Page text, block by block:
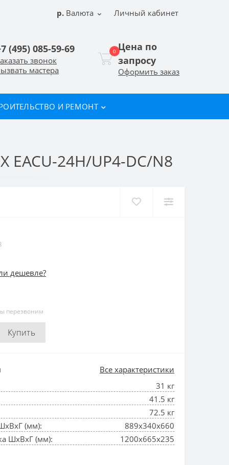
р. Валюта Личный кабинет
(495) 085-59-69
звонок
мастера
0 Цена по
запросу
Оформить заказ
И РЕМОНТ
24H/UP4-DC/N8
дешевле?
перезвоним
Купить
Все характеристики
31 кг
41.5 кг
72.5 кг
(мм):
889x340x660
ШхВхГ (мм):
1200x665x235